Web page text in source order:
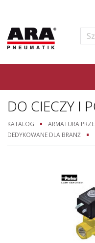
DO CIECZY I
KATALOG ARMATURA
DEDYKOWANE DLA BRANŻ